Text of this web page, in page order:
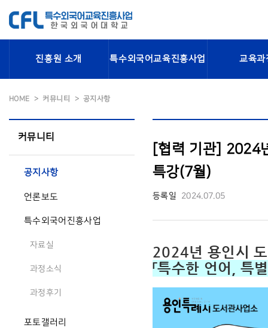
진흥원 소개 특수외국어교육진흥사업 교육과
HOME 커뮤니티 공지사항
커뮤니티
공지사항
언론보도
특수외국어진흥사업
자료실
과정소식
과정후기
포토갤러리
[협력 기관] 2024
특강(7월)
등록일 2024.07.05
2024년 용인시
「특수한 언어, 특